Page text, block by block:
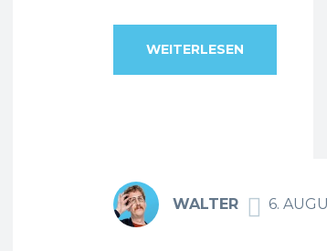
WEITERLESEN
WALTER 6.